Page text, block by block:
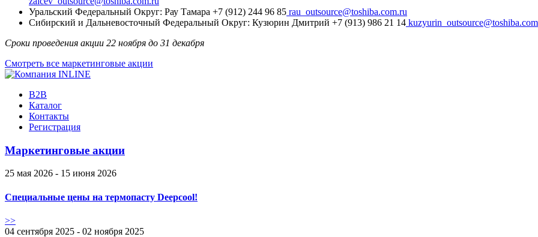
Уральский Федеральный Округ: Рау Тамара +7 (912) 244 96 85 rau_outsource@toshiba.com.ru
Сибирский и Дальневосточный Федеральный Округ: Кузюрин Дмитрий +7 (913) 986 21 14
Сроки проведения акции 22 ноября до 31 декабря
Смотреть все маркетинговые акции
B2B
Каталог
Контакты
Регистрация
Маркетинговые акции
25 мая 2026 - 15 июня 2026
Специальные цены на термопасту Deepcool!
>>
04 сентября 2025 - 02 ноября 2025